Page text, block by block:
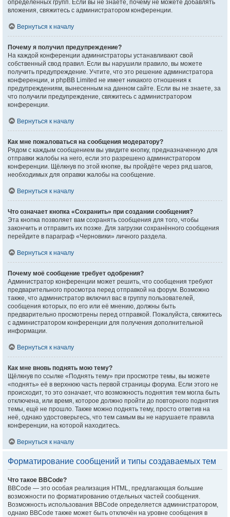
определённых групп. Если вы не знаете, почему не можете добавлять
вложения, свяжитесь с администратором конференции.
Вернуться к началу
Почему я получил предупреждение?
На каждой конференции администраторы устанавливают свой
собственный свод правил. Если вы нарушили правило, вы можете
получить предупреждение. Учтите, что это решение администратора
конференции, и phpBB Limited не имеет никакого отношения к
предупреждениям, вынесенным на данном сайте. Если вы не знаете, за
что получили предупреждение, свяжитесь с администратором
конференции.
Вернуться к началу
Как мне пожаловаться на сообщения модератору?
Рядом с каждым сообщением вы увидите кнопку, предназначенную для
отправки жалобы на него, если это разрешено администратором
конференции. Щёлкнув по этой кнопке, вы пройдёте через ряд шагов,
необходимых для оправки жалобы на сообщение.
Вернуться к началу
Что означает кнопка «Сохранить» при создании сообщения?
Эта кнопка позволяет вам сохранять сообщения для того, чтобы
закончить и отправить их позже. Для загрузки сохранённого сообщения
перейдите в параграф «Черновики» личного раздела.
Вернуться к началу
Почему моё сообщение требует одобрения?
Администратор конференции может решить, что сообщения требуют
предварительного просмотра перед отправкой на форум. Возможно
также, что администратор включил вас в группу пользователей,
сообщения которых, по его или её мнению, должны быть
предварительно просмотрены перед отправкой. Пожалуйста, свяжитесь
с администратором конференции для получения дополнительной
информации.
Вернуться к началу
Как мне вновь поднять мою тему?
Щёлкнув по ссылке «Поднять тему» при просмотре темы, вы можете
«поднять» её в верхнюю часть первой страницы форума. Если этого не
происходит, то это означает, что возможность поднятия тем могла быть
отключена, или время, которое должно пройти до повторного поднятия
темы, ещё не прошло. Также можно поднять тему, просто ответив на
неё, однако удостоверьтесь, что тем самым вы не нарушаете правила
конференции, на которой находитесь.
Вернуться к началу
Форматирование сообщений и типы создаваемых тем
Что такое BBCode?
BBCode — это особая реализация HTML, предлагающая большие
возможности по форматированию отдельных частей сообщения.
Возможность использования BBCode определяется администратором,
однако BBCode также может быть отключён на уровне сообщения в